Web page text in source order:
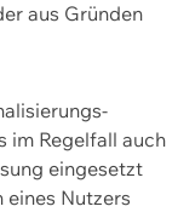
aus Gründen
im Regelfall auch
eingesetzt
eines Nutzers